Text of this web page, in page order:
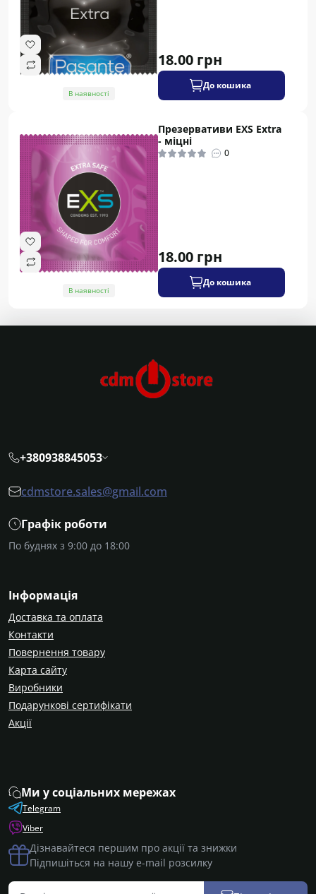
В наявності
18.00 грн
До кошика
В наявності
Презервативи EXS Extra
- міцні
0
18.00 грн
До кошика
+380938845053
cdmstore.sales@gmail.com
Графік роботи
По буднях з 9:00 до 18:00
Інформація
Доставка та оплата
Контакти
Повернення товару
Карта сайту
Виробники
Подарункові сертифікати
Акції
Ми у соціальних мережах
Telegram
Viber
Дізнавайтеся першим про акції та знижки
Підпишіться на нашу e-mail розсилку